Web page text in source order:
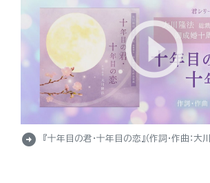
arrow_circle_right 『十年目の君・十年目の恋』（作詞・作曲：大